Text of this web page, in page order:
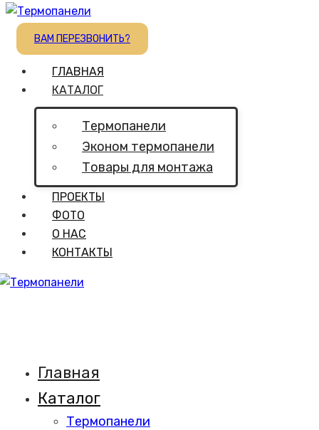
ВАМ ПЕРЕЗВОНИТЬ?
ГЛАВНАЯ
КАТАЛОГ
Термопанели
Эконом термопанели
Товары для монтажа
ПРОЕКТЫ
ФОТО
О НАС
КОНТАКТЫ
Главная
Каталог
Термопанели